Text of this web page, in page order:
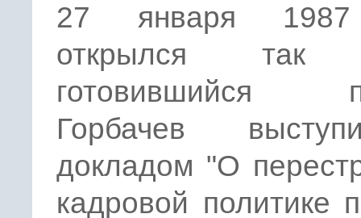
27 января
открылся так
готовившийся
Горбачев
докладом "О
кадровой политике